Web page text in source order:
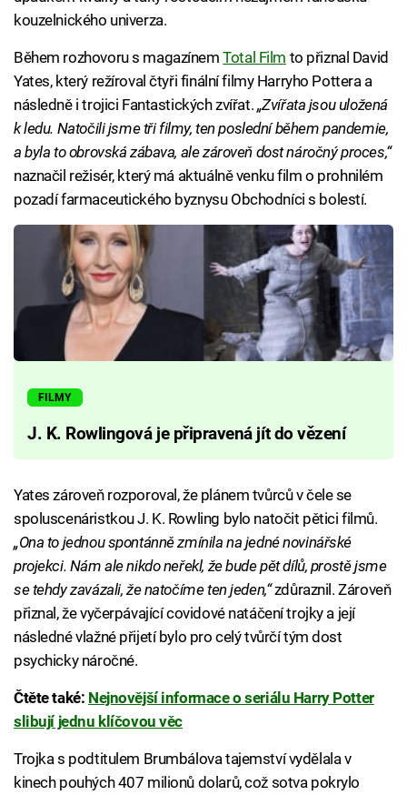
kouzelnického univerza.
Během rozhovoru s magazínemTotal Film to přiznal David
Yates, který režíroval čtyři finální filmy Harryho Pottera a
následně i trojici Fantastických zvířat. „Zvířata jsou uložená
k ledu. Natočili jsme tři filmy, ten poslední během pandemie,
a byla to obrovská zábava, ale zároveň dost náročný proces,“
naznačil režisér, který má aktuálně venku film o prohnilém
pozadí farmaceutického byznysu Obchodníci s bolestí.
FILMY
J. K. Rowlingová je připravená jít do vězení
Yates zároveň rozporoval, že plánem tvůrců v čele se
spoluscenáristkou J. K. Rowling bylo natočit pětici filmů.
„Ona to jednou spontánně zmínila na jedné novinářské
projekci. Nám ale nikdo neřekl, že bude pět dílů, prostě jsme
se tehdy zavázali, že natočíme ten jeden,“zdůraznil. Zároveň
přiznal, že vyčerpávající covidové natáčení trojky a její
následné vlažné přijetí bylo pro celý tvůrčí tým dost
psychicky náročné.
Čtěte také: Nejnovější informace o seriálu Harry Potter
slibují jednu klíčovou věc
Trojka s podtitulem Brumbálova tajemství vydělala v
kinech pouhých 407 milionů dolarů, což sotva pokrylo